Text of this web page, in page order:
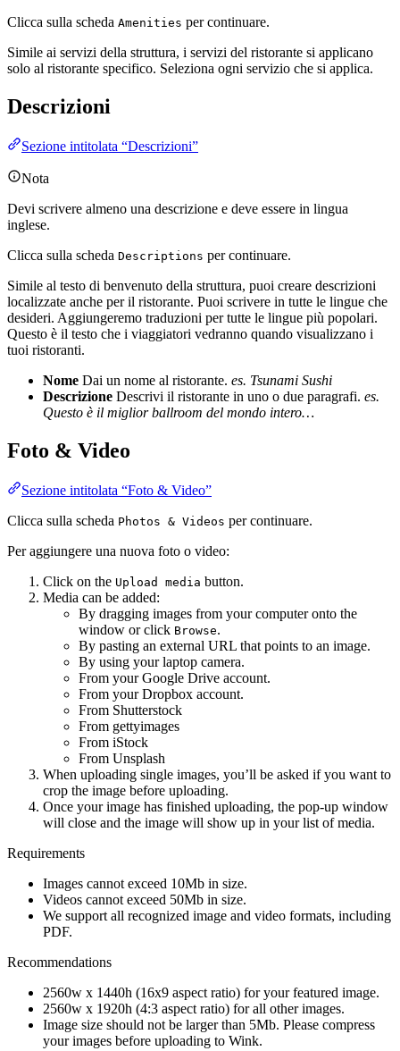
Clicca sulla scheda Amenities per continuare.
Simile ai servizi della struttura, i servizi del ristorante si applicano
solo al ristorante specifico. Seleziona ogni servizio che si applica.
Descrizioni
Sezione intitolata “Descrizioni”
Nota
Devi scrivere almeno una descrizione e deve essere in lingua
inglese.
Clicca sulla scheda Descriptions per continuare.
Simile al testo di benvenuto della struttura, puoi creare descrizioni
localizzate anche per il ristorante. Puoi scrivere in tutte le lingue che
desideri. Aggiungeremo traduzioni per tutte le lingue più popolari.
Questo è il testo che i viaggiatori vedranno quando visualizzano i
tuoi ristoranti.
Nome Dai un nome al ristorante. es. Tsunami Sushi
Descrizione Descrivi il ristorante in uno o due paragrafi. es.
Questo è il miglior ballroom del mondo intero…
Foto & Video
Sezione intitolata “Foto & Video”
Clicca sulla scheda Photos & Videos per continuare.
Per aggiungere una nuova foto o video:
Click on the Upload media button.
Media can be added:
By dragging images from your computer onto the
window or click Browse.
By pasting an external URL that points to an image.
By using your laptop camera.
From your Google Drive account.
From your Dropbox account.
From Shutterstock
From gettyimages
From iStock
From Unsplash
When uploading single images, you’ll be asked if you want to
crop the image before uploading.
Once your image has finished uploading, the pop-up window
will close and the image will show up in your list of media.
Requirements
Images cannot exceed 10Mb in size.
Videos cannot exceed 50Mb in size.
We support all recognized image and video formats, including
PDF.
Recommendations
2560w x 1440h (16x9 aspect ratio) for your featured image.
2560w x 1920h (4:3 aspect ratio) for all other images.
Image size should not be larger than 5Mb. Please compress
your images before uploading to Wink.